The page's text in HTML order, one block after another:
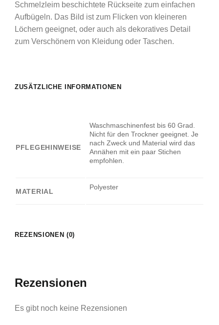
Schmelzleim beschichtete Rückseite zum einfachen
Aufbügeln. Das Bild ist zum Flicken von kleineren
Löchern geeignet, oder auch als dekoratives Detail
zum Verschönern von Kleidung oder Taschen.
ZUSÄTZLICHE INFORMATIONEN
PFLEGEHINWEISE
Waschmaschinenfest bis 60 Grad.
Nicht für den Trockner geeignet. Je
nach Zweck und Material wird das
Annähen mit ein paar Stichen
empfohlen.
MATERIAL
Polyester
REZENSIONEN (0)
Rezensionen
Es gibt noch keine Rezensionen